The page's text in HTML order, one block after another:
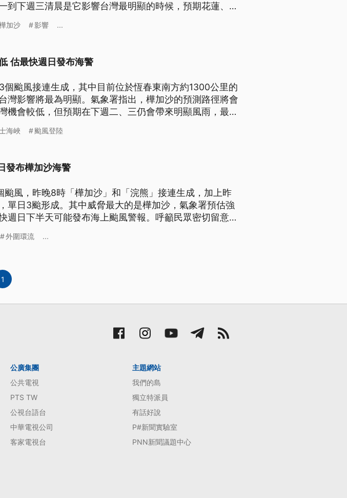
到下週三清晨是它影響台灣最明顯的時候，預期花蓮、台
加沙 影響 ...
估最快週日發布海警
個颱風接連生成，其中目前位於恆春東南方約1300公里的
灣影響將最為明顯。氣象署指出，樺加沙的預測路徑將會
機會較低，但預期在下週二、三仍會帶來明顯風雨，最快
海峽 颱風登陸
發布樺加沙海警
颱風，昨晚8時「樺加沙」和「浣熊」接連生成，加上昨
單日3颱形成。其中威脅最大的是樺加沙，氣象署預估強
週日下半天可能發布海上颱風警報。呼籲民眾密切留意後
外圍環流 ...
1
公廣集團
公共電視
PTS TW
公視台語台
中華電視公司
客家電視台
主題網站
我們的島
獨立特派員
有話好說
P#新聞實驗室
PNN新聞議題中心